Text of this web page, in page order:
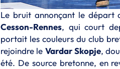
Le bruit annonçant le départ
Cesson-Rennes, qui court
portait les couleurs du club
rejoindre le Vardar Skopje,
été. De source bretonne, en